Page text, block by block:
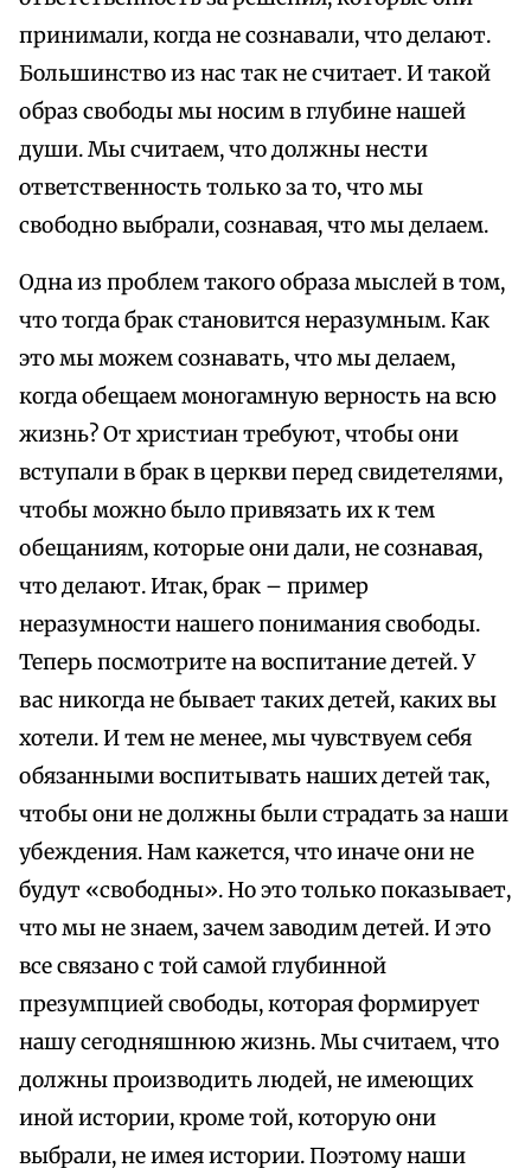
принимали, когда не сознавали, что делают.
Большинство из нас так не считает. И такой
образ свободы мы носим в глубине нашей
души. Мы считаем, что должны нести
ответственность только за то, что мы
свободно выбрали, сознавая, что мы делаем.
Одна из проблем такого образа мыслей в том,
что тогда брак становится неразумным. Как
это мы можем сознавать, что мы делаем,
когда обещаем моногамную верность на всю
жизнь? От христиан требуют, чтобы они
вступали в брак в церкви перед свидетелями,
чтобы можно было привязать их к тем
обещаниям, которые они дали, не сознавая,
что делают. Итак, брак – пример
неразумности нашего понимания свободы.
Теперь посмотрите на воспитание детей. У
вас никогда не бывает таких детей, каких вы
хотели. И тем не менее, мы чувствуем себя
обязанными воспитывать наших детей так,
чтобы они не должны были страдать за наши
убеждения. Нам кажется, что иначе они не
будут «свободны». Но это только показывает,
что мы не знаем, зачем заводим детей. И это
все связано с той самой глубинной
презумпцией свободы, которая формирует
нашу сегодняшнюю жизнь. Мы считаем, что
должны производить людей, не имеющих
иной истории, кроме той, которую они
выбрали, не имея истории. Поэтому наши